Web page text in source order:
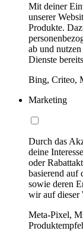
Mit deiner
unserer
Produkte.
ab und
Dienste
Bing, Criteo,
Marketing
Durch das
deine
oder
basierend auf
sowie deren
wir auf dieser
Meta-Pixel,